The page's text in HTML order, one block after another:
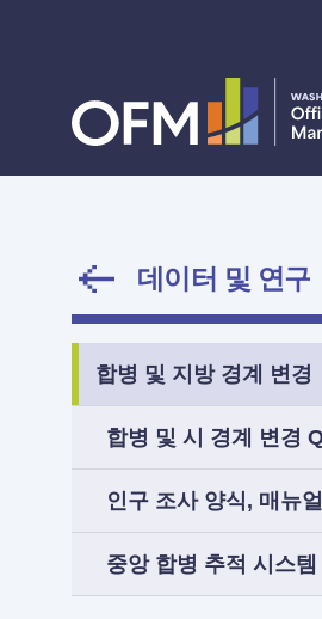
데이터 및 연구
합병 및 지방 경계 변경
합병 및 시 경계 변경
인구 조사 양식, 매뉴
중앙 합병 추적 시스템